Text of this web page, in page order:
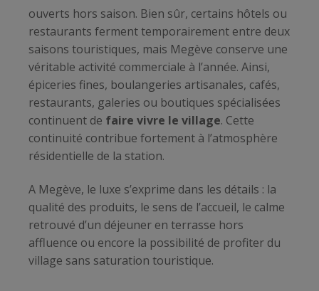
ouverts hors saison. Bien sûr, certains hôtels ou
restaurants ferment temporairement entre deux
saisons touristiques, mais Megève conserve une
véritable activité commerciale à l’année. Ainsi,
épiceries fines, boulangeries artisanales, cafés,
restaurants, galeries ou boutiques spécialisées
continuent de faire vivre le village. Cette
continuité contribue fortement à l’atmosphère
résidentielle de la station.
A Megève, le luxe s’exprime dans les détails : la
qualité des produits, le sens de l’accueil, le calme
retrouvé d’un déjeuner en terrasse hors
affluence ou encore la possibilité de profiter du
village sans saturation touristique.